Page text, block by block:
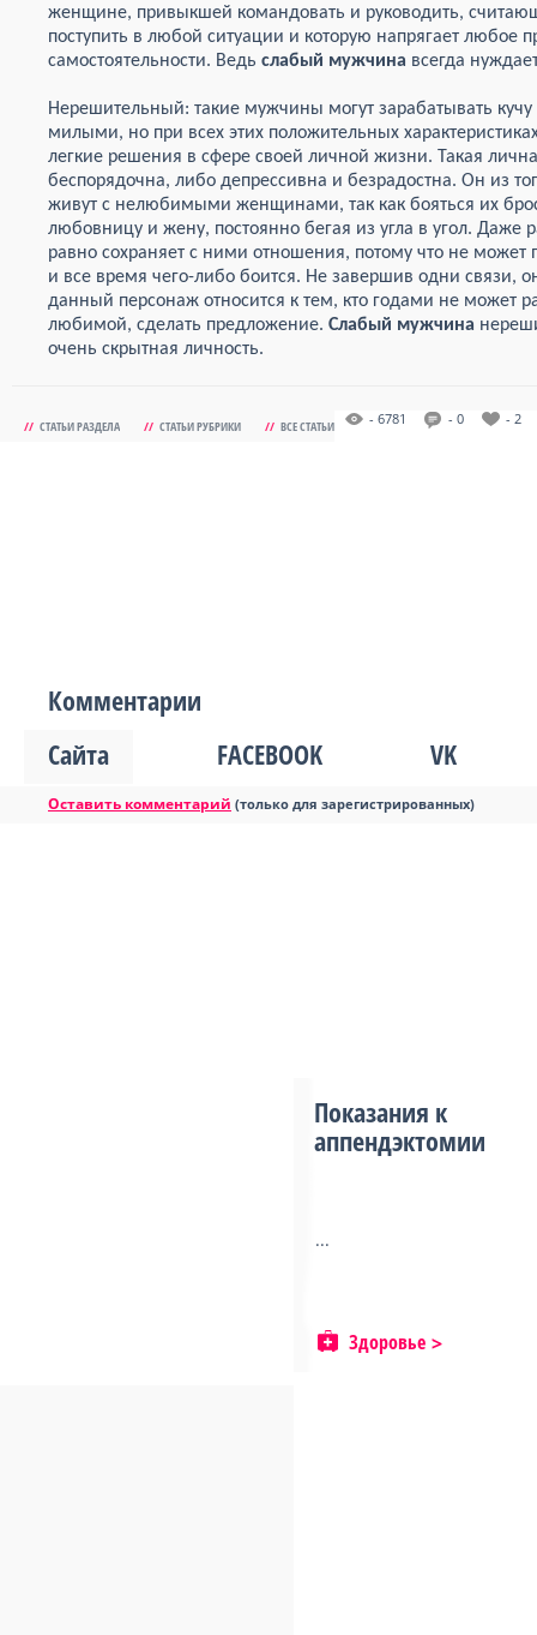
женщине, привыкшей командовать и руководить,
поступить в любой ситуации и которую напрягает любое
самостоятельности. Ведь слабый мужчина всегда
Нерешительный: такие мужчины могут зарабатывать
милыми, но при всех этих положительных
легкие решения в сфере своей личной жизни. Такая
беспорядочна, либо депрессивна и безрадостна. Он из
живут с нелюбимыми женщинами, так как бояться их
любовницу и жену, постоянно бегая из угла в угол. Даже
равно сохраняет с ними отношения, потому что не
и все время чего-либо боится. Не завершив одни связи,
данный персонаж относится к тем, кто годами не может
любимой, сделать предложение. Слабый мужчина
очень скрытная личность.
// СТАТЬИ РАЗДЕЛА // СТАТЬИ РУБРИКИ // ВСЕ СТАТЬИ - 6781 - 0 - 2
Комментарии
Сайта
FACEBOOK VK
Оставить комментарий (только для зарегистрированных)
Показания к
аппендэктомии
...
Здоровье